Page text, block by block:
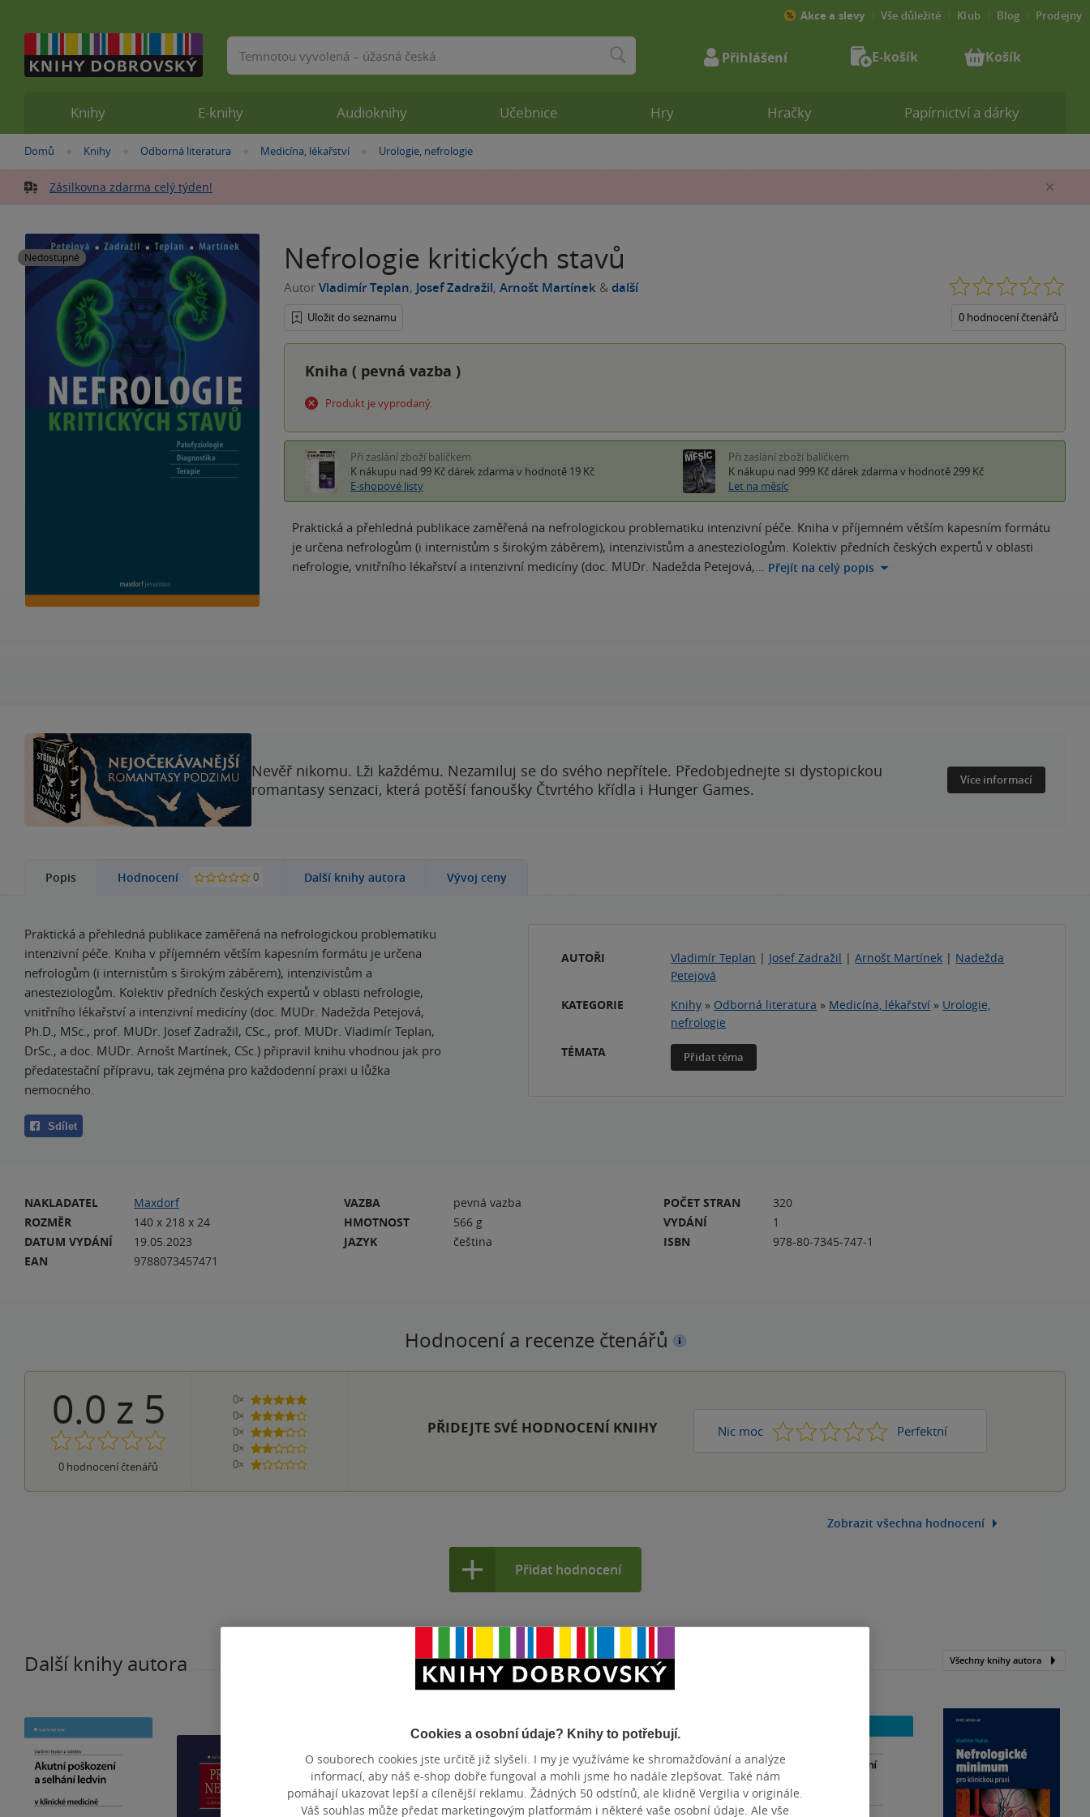
Nacházíte
zde:
Domů »
Knihy »
Odborná literatura »
Medicína, lékařství »
Urologie, nefrologie
Zásilkovna zdarma celý týden!
Nedostupné Nefrologie kritických stavů
Autor Vladimír Teplan, Josef Zadražil, Arnošt Martínek & další
Uložit do seznamu 0 hodnocení čtenářů
Kniha ( pevná vazba )
Produkt je vyprodaný.
Při zaslání zboží balíčkem
K nákupu nad 99 Kč dárek zdarma v hodnotě 19 Kč
E-shopové listy
Při zaslání zboží balíčkem
K nákupu nad 999 Kč dárek zdarma v hodnotě 299 Kč
Let na měsíc
Praktická a přehledná publikace zaměřená na nefrologickou problematiku intenzivní péče. Kniha v příjemném větším kapesním formátu
je určena nefrologům (i internistům s širokým záběrem), intenzivistům a anesteziologům. Kolektiv předních českých expertů v oblasti
nefrologie, vnitřního lékařství a intenzivní medicíny (doc. MUDr. Nadežda Petejová,… Přejít na celý popis
Nevěř nikomu. Lži každému. Nezamiluj se do svého nepřítele. Předobjednejte si dystopickou
romantasy senzaci, která potěší fanoušky Čtvrtého křídla i Hunger Games.
Více informací
Popis Hodnocení 0 Další knihy autora Vývoj ceny
Praktická a přehledná publikace zaměřená na nefrologickou problematiku
intenzivní péče. Kniha v příjemném větším kapesním formátu je určena
nefrologům (i internistům s širokým záběrem), intenzivistům a
anesteziologům. Kolektiv předních českých expertů v oblasti nefrologie,
vnitřního lékařství a intenzivní medicíny (doc. MUDr. Nadežda Petejová,
Ph.D., MSc., prof. MUDr. Josef Zadražil, CSc., prof. MUDr. Vladimír Teplan,
DrSc., a doc. MUDr. Arnošt Martínek, CSc.) připravil knihu vhodnou jak pro
předatestační přípravu, tak zejména pro každodenní praxi u lůžka
nemocného.
Sdílet
AUTOŘI Vladimír Teplan | Josef Zadražil |Arnošt Martínek | Nadežda
Petejová
KATEGORIE
Knihy » Odborná literatura » Medicína, lékařství » Urologie,
nefrologie
TÉMATA
Přidat téma
NAKLADATEL
Maxdorf
ROZMĚR
140 x 218 x 24
DATUM VYDÁNÍ
19.05.2023
EAN
9788073457471
VAZBA
pevná vazba
HMOTNOST
566 g
JAZYK
čeština
POČET STRAN
320
VYDÁNÍ
1
ISBN
978-80-7345-747-1
Hodnocení a recenze čtenářů
0.0 z 5
0 hodnocení čtenářů
0×
5 hvězdiček
0×
4 hvězdičky
0×
3 hvězdičky
0×
2 hvězdičky
0×
1 hvezdička
PŘIDEJTE SVÉ HODNOCENÍ KNIHY Nic moc 1 2 3 4 Perfektní
5
Zobrazit všechna hodnocení
Přidat hodnocení
Další knihy autora Všechny knihy autora
Knihy E-knihy Audioknihy Učebnice Hry Hračky Papírnictví a dárky
Akce a slevy Vše důležité Klub Blog Prodejny
Vyhledávání Přihlášení E-košík Košík
Cookies a osobní údaje? Knihy to potřebují.
O souborech cookies jste určitě již slyšeli. I my je využíváme ke shromažďování a analýze
informací, aby náš e-shop dobře fungoval a mohli jsme ho nadále zlepšovat. Také nám
pomáhají ukazovat lepší a cílenější reklamu. Žádných 50 odstínů, ale klidně Vergilia v originále.
Váš souhlas může předat marketingovým platformám i některé vaše osobní údaje. Ale vše